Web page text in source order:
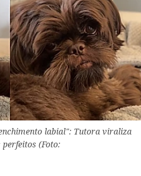
labial": Tutora viraliza
(Foto: